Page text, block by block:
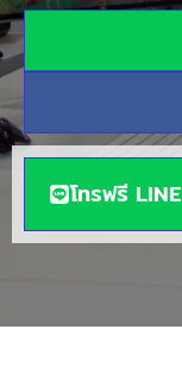
โทรฟรี LINE